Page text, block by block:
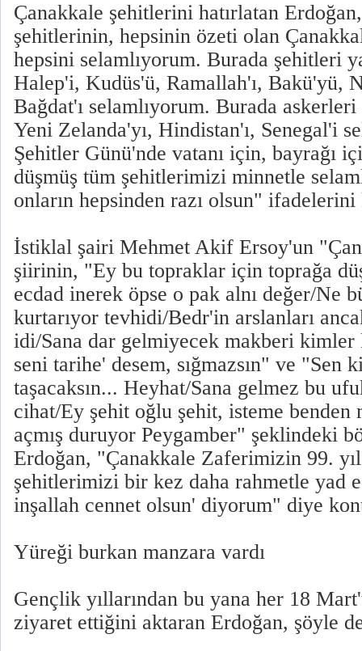
Çanakkale şehitlerini hatırlatan
şehitlerinin, hepsinin özeti olan
hepsini selamlıyorum. Burada şehitleri
Halep'i, Kudüs'ü, Ramallah'ı, Bakü'yü,
Bağdat'ı selamlıyorum. Burada
Yeni Zelanda'yı, Hindistan'ı, Senegal'i
Şehitler Günü'nde vatanı için, bayrağı
düşmüş tüm şehitlerimizi minnetle
onların hepsinden razı olsun" ifadelerini
İstiklal şairi Mehmet Akif Ersoy'un
şiirinin, "Ey bu topraklar için toprağa
ecdad inerek öpse o pak alnı değer/Ne
kurtarıyor tevhidi/Bedr'in arslanları
idi/Sana dar gelmiyecek makberi kimler
seni tarihe' desem, sığmazsın" ve "Sen
taşacaksın... Heyhat/Sana gelmez bu
cihat/Ey şehit oğlu şehit, isteme benden
açmış duruyor Peygamber" şeklindeki
Erdoğan, "Çanakkale Zaferimizin 99.
şehitlerimizi bir kez daha rahmetle yad
inşallah cennet olsun' diyorum" diye
Yüreği burkan manzara vardı
Gençlik yıllarından bu yana her 18
ziyaret ettiğini aktaran Erdoğan, şöyle